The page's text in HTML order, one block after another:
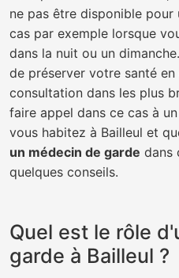
ne pas être disponible
cas par exemple lorsque
dans la nuit ou un
de préserver votre santé
consultation dans les plus
faire appel dans ce cas à
vous habitez à Bailleul et
un médecin de garde dans
quelques conseils.
Quel est le rôle
garde à Bailleul ?